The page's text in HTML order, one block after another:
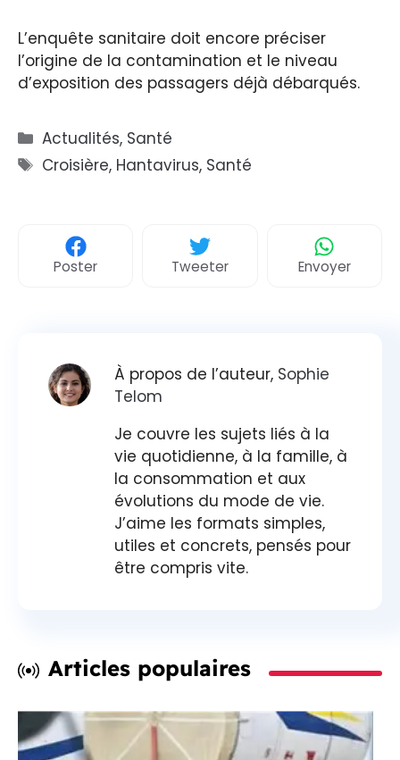
L’enquête sanitaire doit encore préciser
l’origine de la contamination et le niveau
d’exposition des passagers déjà débarqués.
Catégories
Actualités, Santé
Étiquettes
Croisière, Hantavirus, Santé
Poster Tweeter Envoyer
À propos de l’auteur, Sophie
Telom
Je couvre les sujets liés à la
vie quotidienne, à la famille, à
la consommation et aux
évolutions du mode de vie.
J’aime les formats simples,
utiles et concrets, pensés pour
être compris vite.
Articles populaires